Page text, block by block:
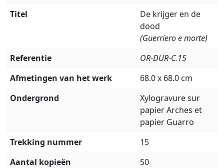
Titel
De krijger en de
dood
(Guerriero e morte)
Referentie
OR-DUR-C.15
Afmetingen van het werk
68.0 x 68.0 cm
Ondergrond
Xylogravure sur
papier Arches et
papier Guarro
Trekking nummer
15
Aantal kopieën
50